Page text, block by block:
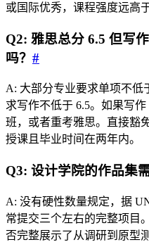
或国际优秀，课程强度远高
Q2: 雅思总分 6.5 但写
吗？ #
A: 大部分专业要求单项不低
求写作不低于 6.5。如果写
班，或者重考雅思。直接豁
授课且毕业时间在两年内。
Q3: 设计学院的作品集
A: 没有硬性数量规定，据
常提交三个左右的完整项目
否完整展示了从调研到原型